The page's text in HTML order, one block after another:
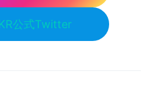
公式Twitter